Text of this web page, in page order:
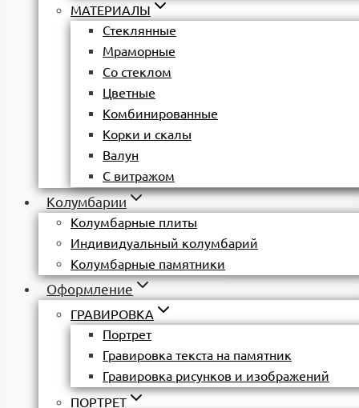
МАТЕРИАЛЫ
Стеклянные
Мраморные
Со стеклом
Цветные
Комбинированные
Корки и скалы
Валун
С витражом
Колумбарии
Колумбарные плиты
Индивидуальный колумбарий
Колумбарные памятники
Оформление
ГРАВИРОВКА
Портрет
Гравировка текста на памятник
Гравировка рисунков и изображений
ПОРТРЕТ